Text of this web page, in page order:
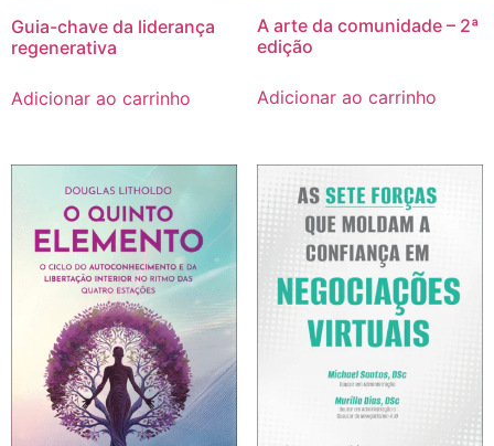
Guia-chave da liderança
regenerativa
Adicionar ao carrinho
A arte da comunidade – 2ª
edição
Adicionar ao carrinho